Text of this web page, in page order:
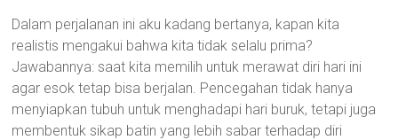
Dalam perjalanan ini aku kadang bertanya, kapan kita
realistis mengakui bahwa kita tidak selalu prima?
Jawabannya: saat kita memilih untuk merawat diri hari ini
agar esok tetap bisa berjalan. Pencegahan tidak hanya
menyiapkan tubuh untuk menghadapi hari buruk, tetapi juga
membentuk sikap batin yang lebih sabar terhadap diri